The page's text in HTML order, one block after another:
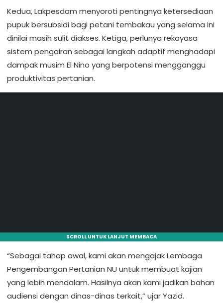
Kedua, Lakpesdam menyoroti pentingnya ketersediaan
pupuk bersubsidi bagi petani tembakau yang selama ini
dinilai masih sulit diakses. Ketiga, perlunya rekayasa
sistem pengairan sebagai langkah adaptif menghadapi
dampak musim El Nino yang berpotensi mengganggu
produktivitas pertanian.
SCROLL UNTUK LANJUT MEMBACA
“Sebagai tahap awal, kami akan mengajak Lembaga
Pengembangan Pertanian NU untuk membuat kajian
yang lebih mendalam. Hasilnya akan kami jadikan bahan
audiensi dengan dinas-dinas terkait,” ujar Yazid.